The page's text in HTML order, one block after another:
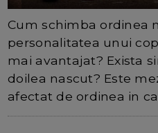
Cum schimba ordinea
personalitatea unui
mai avantajat? Exista
doilea nascut? Este
afectat de ordinea in